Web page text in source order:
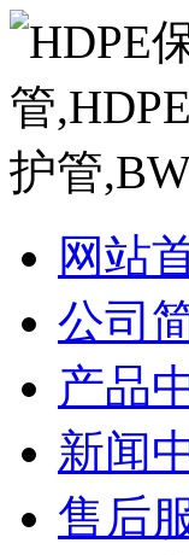
网站
公司
产品
新闻
售后